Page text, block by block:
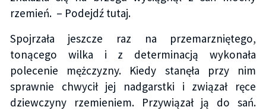
rzemień. – Podejdź tutaj.
Spojrzała jeszcze raz na przemarzniętego,
tonącego wilka i z determinacją wykonała
polecenie mężczyzny. Kiedy stanęła przy nim
sprawnie chwycił jej nadgarstki i związał ręce
dziewczyny rzemieniem. Przywiązał ją do sań.